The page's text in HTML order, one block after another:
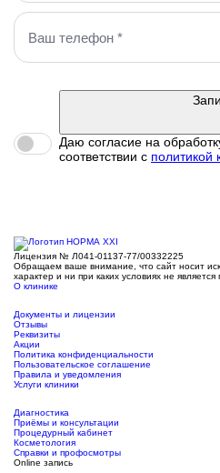
Даю согласие на
соответствии c политикой
Лицензия № Л041-01137-77/00332225
Обращаем ваше внимание, что сайт носит
характер и ни при каких условиях не
О клинике
Документы и лицензии
Отзывы
Реквизиты
Акции
Политика конфиденциальности
Пользовательское соглашение
Правила и уведомления
Услуги клиники
Диагностика
Приёмы и консультации
Процедурный кабинет
Косметология
Справки и профосмотры
Online запись